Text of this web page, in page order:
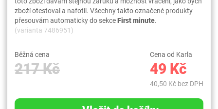
zboží otestoval a nafotil. Všechny takto označené produkty
přesouvám automaticky do sekceFirst minute.
(varianta 7486951)
Běžná cena
217 Kč
Cena od Karla
49 Kč
40,50 Kč bez DPH